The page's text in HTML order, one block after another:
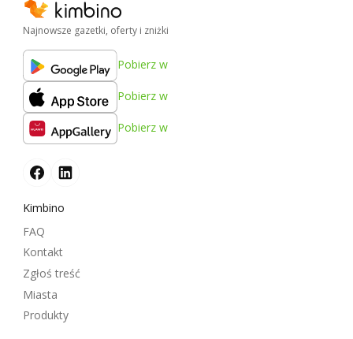
Najnowsze gazetki, oferty i zniżki
Pobierz w
Pobierz w
Pobierz w
Kimbino
FAQ
Kontakt
Zgłoś treść
Miasta
Produkty